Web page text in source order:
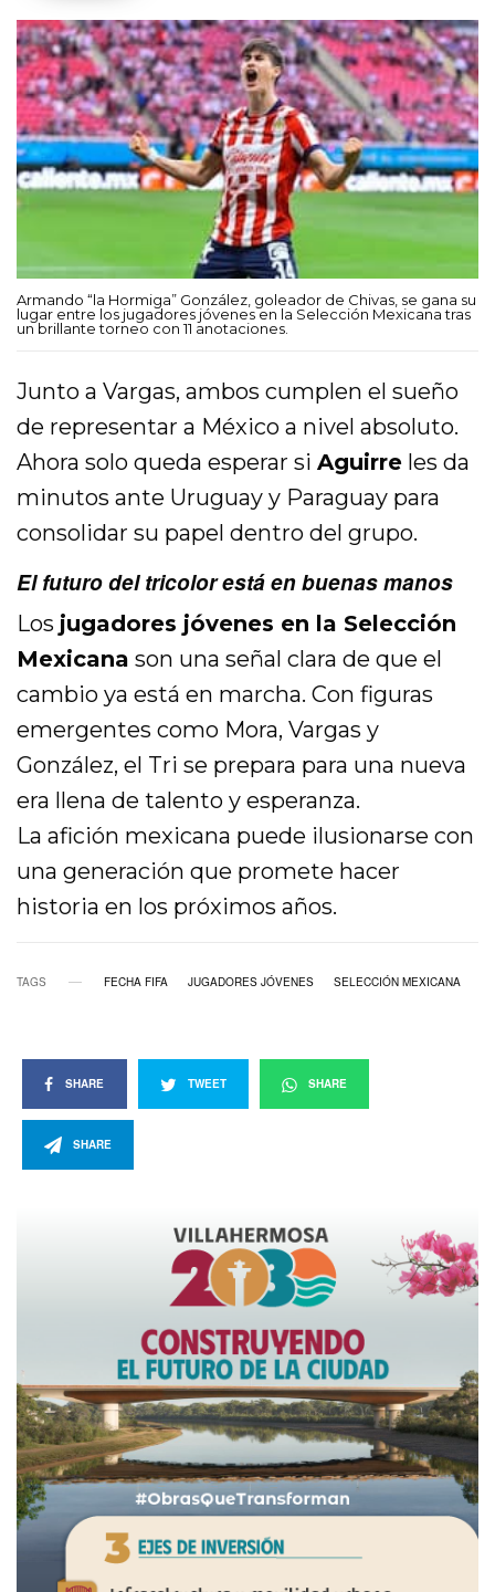
Armando “la Hormiga” González, goleador de Chivas, se gana su
lugar entre los jugadores jóvenes en la Selección Mexicana tras
un brillante torneo con 11 anotaciones.
Junto a Vargas, ambos cumplen el sueño
de representar a México a nivel absoluto.
Ahora solo queda esperar siAguirre les da
minutos ante Uruguay y Paraguay para
consolidar su papel dentro del grupo.
El futuro del tricolor está en buenas manos
Los jugadores jóvenes en la Selección
Mexicana son una señal clara de que el
cambio ya está en marcha. Con figuras
emergentes como Mora, Vargas y
González, el Tri se prepara para una nueva
era llena de talento y esperanza.
La afición mexicana puede ilusionarse con
una generación que promete hacer
historia en los próximos años.
TAGS FECHA FIFA JUGADORES JÓVENES SELECCIÓN MEXICANA
SHARE TWEET SHARE
SHARE